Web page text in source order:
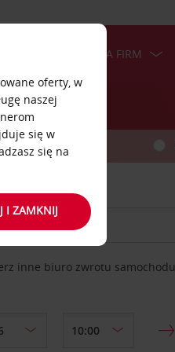
OFERTA DLA FIRM
inne biuro zwrotu samochodu
oferty, w
naszej
się w
się na
I ZAMKNIJ